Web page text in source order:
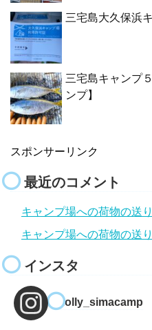
三宅島大久保浜
三宅島キャンプ
ンプ】
スポンサーリンク
最近のコメント
キャンプ場への荷物の送
キャンプ場への荷物の送
インスタ
molly_simacamp